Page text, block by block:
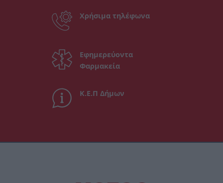
Χρήσιμα τηλέφωνα
Εφημερεύοντα
Φαρμακεία
Κ.Ε.Π Δήμων